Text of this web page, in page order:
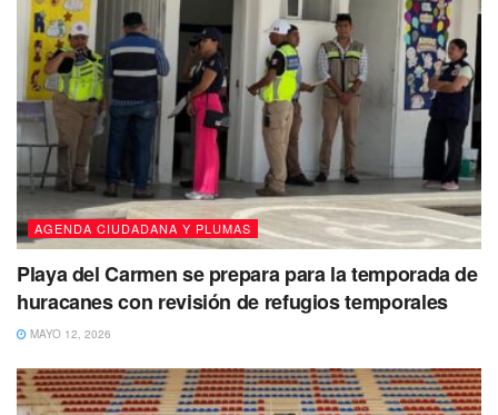
AGENDA CIUDADANA Y PLUMAS
Playa del Carmen se prepara para la temporada de
huracanes con revisión de refugios temporales
MAYO 12, 2026